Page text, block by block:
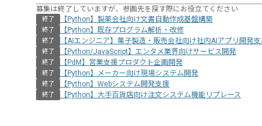
募集は終了していますが、参画先を探す際にお役立てください
終了 【Python】製薬会社向け文書自動作成基盤構築
終了 【Python】既存プログラム解析・改修
終了 【AIエンジニア】菓子製造・販売会社向け社内AIアプリ開発支
終了 【Python/JavaScript】エンタメ業界向けサービス開発
終了 【PdM】営業支援プロダクト企画開発
終了 【Python】メーカー向け現場システム開発
終了 【Python】Webシステム開発支援
終了 【Python】大手百貨店向け注文システム機能リプレース